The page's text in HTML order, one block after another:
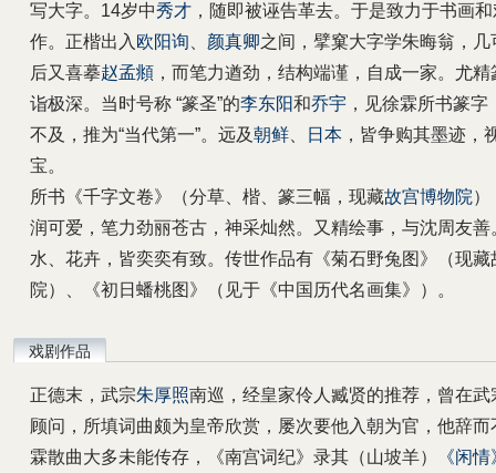
写大字。14岁中秀才 ，随即被诬告革去。于是致力于书画
作。正楷出入 欧阳询 颜真卿之间，擘窠大字学朱晦翁，几
后又喜摹赵孟頫 ，而笔力遒劲，结构端谨，自成一家。尤
诣极深。当时号称 “篆圣”的李东阳和乔宇 ，见徐霖所书篆字
不及，推为“当代第一”。远及朝鲜 日本 ，皆争购其墨迹，
宝。
所书《千字文卷》（分草、楷、篆三幅，现藏故宫博物院）
润可爱，笔力劲丽苍古，神采灿然。又精绘事，与沈周友善
水、花卉，皆奕奕有致。传世作品有《菊石野兔图》（现藏
院）、《初日蟠桃图》（见于《中国历代名画集》）。
戏剧作品
正德末，武宗朱厚照南巡，经皇家伶人臧贤的推荐，曾在武
顾问，所填词曲颇为皇帝欣赏，屡次要他入朝为官，他辞而
霖散曲大多未能传存，《南宫词纪》录其（山坡羊）
《闲情